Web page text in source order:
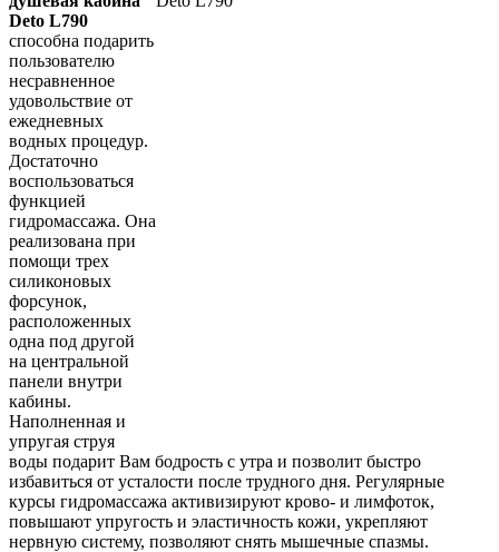
Deto L790
способна подарить
пользователю
несравненное
удовольствие от
ежедневных
водных процедур.
Достаточно
воспользоваться
функцией
гидромассажа. Она
реализована при
помощи трех
силиконовых
форсунок,
расположенных
одна под другой
на центральной
панели внутри
кабины.
Наполненная и
упругая струя
воды подарит Вам бодрость с утра и позволит быстро
избавиться от усталости после трудного дня. Регулярные
курсы гидромассажа активизируют крово- и лимфоток,
повышают упругость и эластичность кожи, укрепляют
нервную систему, позволяют снять мышечные спазмы.